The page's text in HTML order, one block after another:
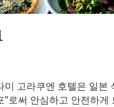
미 고라쿠엔 호텔은 일본
”로써 안심하고 안전하